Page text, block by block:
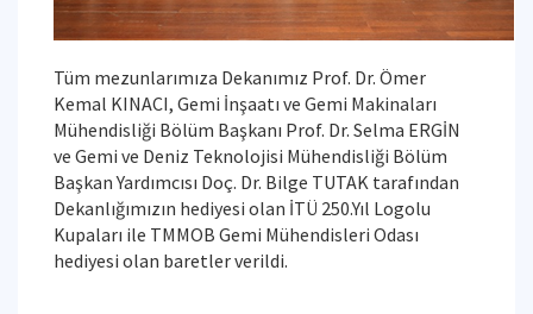
Tüm mezunlarımıza Dekanımız Prof. Dr. Ömer
Kemal KINACI, Gemi İnşaatı ve Gemi Makinaları
Mühendisliği Bölüm Başkanı Prof. Dr. Selma ERGİN
ve Gemi ve Deniz Teknolojisi Mühendisliği Bölüm
Başkan Yardımcısı Doç. Dr. Bilge TUTAK tarafından
Dekanlığımızın hediyesi olan İTÜ 250.Yıl Logolu
Kupaları ile TMMOB Gemi Mühendisleri Odası
hediyesi olan baretler verildi.